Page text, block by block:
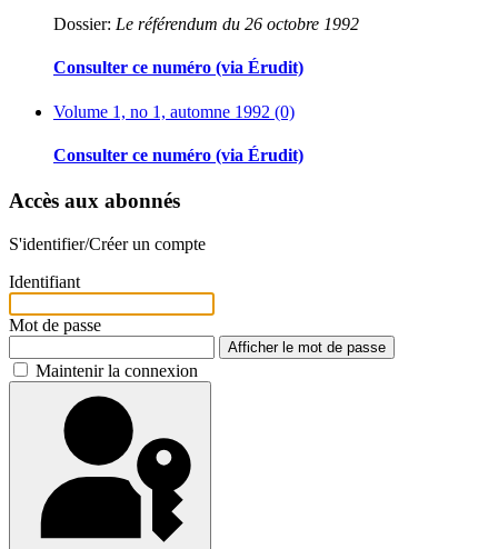
Dossier: Le référendum du 26 octobre 1992
Consulter ce numéro (via Érudit)
Volume 1, no 1, automne 1992 (0)
Consulter ce numéro (via Érudit)
Accès aux abonnés
S'identifier/Créer un compte
Identifiant
Mot de passe
Afficher le mot de passe
Maintenir la connexion